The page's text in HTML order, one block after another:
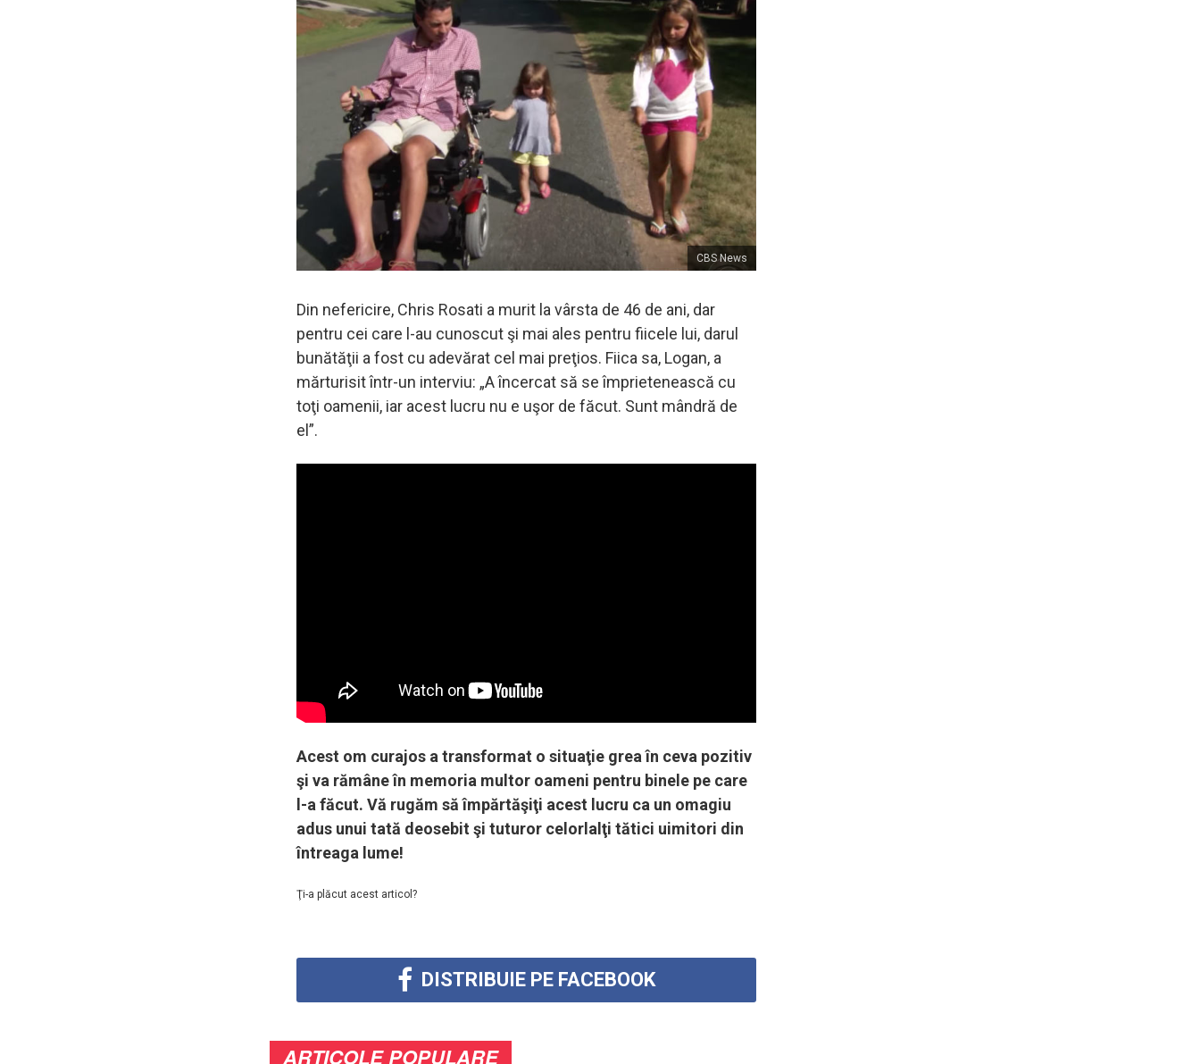
CBS News
Din nefericire, Chris Rosati a murit la vârsta de 46 de ani, dar
pentru cei care l-au cunoscut şi mai ales pentru fiicele lui, darul
bunătăţii a fost cu adevărat cel mai preţios. Fiica sa, Logan, a
mărturisit într-un interviu: „A încercat să se împrietenească cu
toţi oamenii, iar acest lucru nu e uşor de făcut. Sunt mândră de
el”.
Acest om curajos a transformat o situaţie grea în ceva pozitiv
şi va rămâne în memoria multor oameni pentru binele pe care
l-a făcut. Vă rugăm să împărtăşiţi acest lucru ca un omagiu
adus unui tată deosebit şi tuturor celorlalţi tătici uimitori din
întreaga lume!
Ţi-a plăcut acest articol?
DISTRIBUIE PE FACEBOOK
ARTICOLE POPULARE